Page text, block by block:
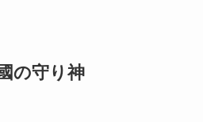
の守り神